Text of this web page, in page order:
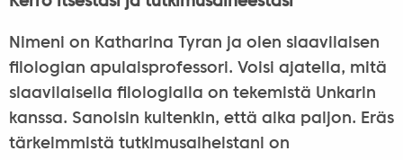
Nimeni on Katharina Tyran ja olen slaavilaisen
filologian apulaisprofessori. Voisi ajatella, mitä
slaavilaisella filologialla on tekemistä Unkarin
kanssa. Sanoisin kuitenkin, että aika paljon. Eräs
tärkeimmistä tutkimusaiheistani on